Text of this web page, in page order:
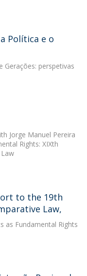
Política e o
Gerações: perspetivas
Jorge Manuel Pereira
Rights: XIXth
to the 19th
Law,
as Fundamental Rights